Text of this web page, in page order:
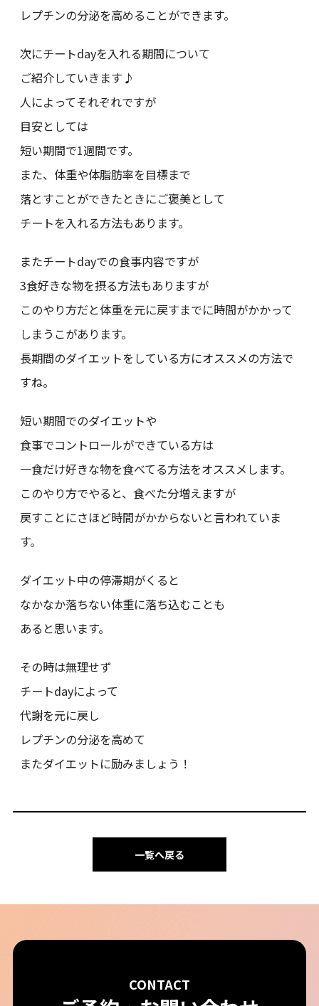
レプチンの分泌を高めることができます。
次にチートdayを入れる期間について
ご紹介していきます♪
人によってそれぞれですが
目安としては
短い期間で1週間です。
また、体重や体脂肪率を目標まで
落とすことができたときにご褒美として
チートを入れる方法もあります。
またチートdayでの食事内容ですが
3食好きな物を摂る方法もありますが
このやり方だと体重を元に戻すまでに時間がかかって
しまうこがあります。
長期間のダイエットをしている方にオススメの方法で
すね。
短い期間でのダイエットや
食事でコントロールができている方は
一食だけ好きな物を食べてる方法をオススメします。
このやり方でやると、食べた分増えますが
戻すことにさほど時間がかからないと言われていま
す。
ダイエット中の停滞期がくると
なかなか落ちない体重に落ち込むことも
あると思います。
その時は無理せず
チートdayによって
代謝を元に戻し
レプチンの分泌を高めて
またダイエットに励みましょう！
一覧へ戻る
CONTACT